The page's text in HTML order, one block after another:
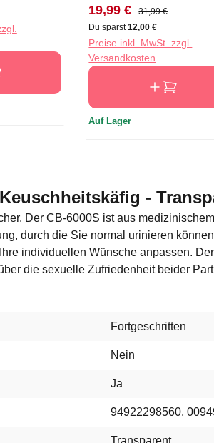
Verkaufspreis:
19,99 € Regulärer Preis:
31,99 €
Du sparst12,00 €
Preise inkl. MwSt. zzgl.
Versandkosten
Auf Lager
-
Der CB-6000S ist aus
durch die Sie normal urinieren
individuellen Wünsche anpassen.
die sexuelle Zufriedenheit beider
Fortgeschritten
Nein
Ja
94922298560,
Transparent